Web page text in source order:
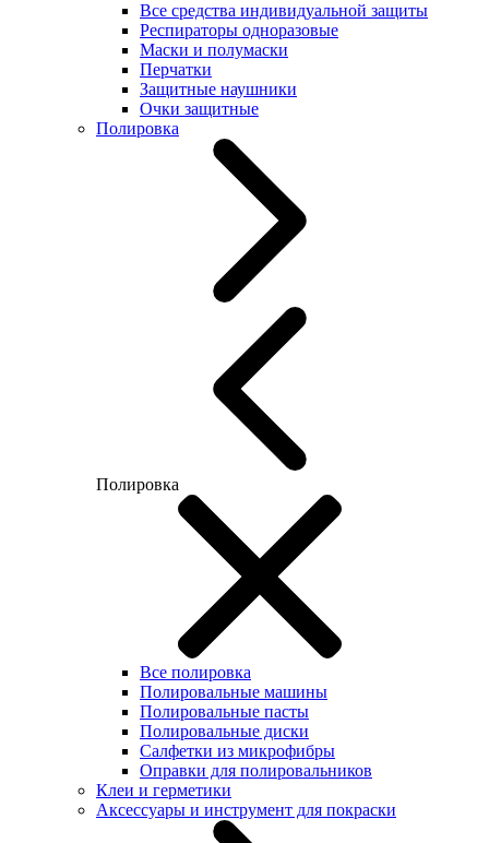
Все средства индивидуальной защиты
Респираторы одноразовые
Маски и полумаски
Перчатки
Защитные наушники
Очки защитные
Полировка
Полировка
Все полировка
Полировальные машины
Полировальные пасты
Полировальные диски
Салфетки из микрофибры
Оправки для полировальников
Клеи и герметики
Аксессуары и инструмент для покраски